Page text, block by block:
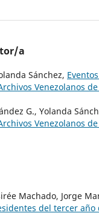
a
Sánchez,
Venezolanos
G., Yolanda
Venezolanos
Machado, Jorge
del tercer año